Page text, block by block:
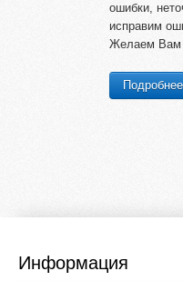
ошибки,
исправим
Желаем Вам
Подробнее
Информация